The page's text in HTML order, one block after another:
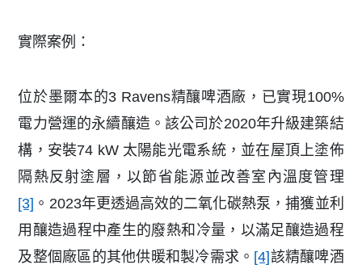
實際案例：
位於墨爾本的3 Ravens精釀啤酒廠，已實現100%
電力營運的永續釀造。該公司於2020年升級建築結
構，安裝74 kW 太陽能光電系統，並在屋頂上塗佈
隔熱反射塗層，以節省能源並改善室內溫度管理
[3] 。2023年更透過高效的二氧化碳熱泵，捕獲並利
用釀造過程中產生的廢熱和冷量，以滿足釀造過程
及整個廠區的其他供暖和製冷需求。 [4]該精釀啤酒